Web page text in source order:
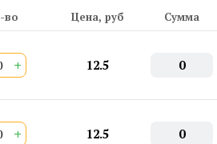
во Цена, руб Сумма
+ 12.5 0
+ 12.5 0